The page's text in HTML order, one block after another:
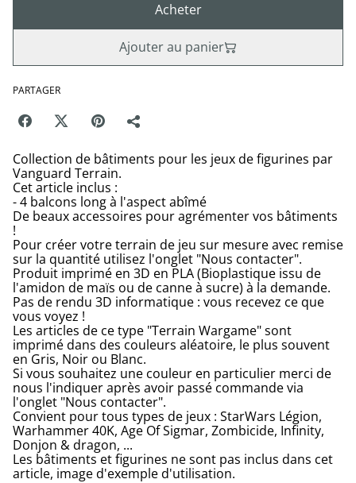
Acheter
Ajouter au panier
PARTAGER
Collection de bâtiments pour les jeux de figurines par
Vanguard Terrain.
Cet article inclus :
- 4 balcons long à l'aspect abîmé
De beaux accessoires pour agrémenter vos bâtiments
!
Pour créer votre terrain de jeu sur mesure avec remise
sur la quantité utilisez l'onglet "Nous contacter".
Produit imprimé en 3D en PLA (Bioplastique issu de
l'amidon de maïs ou de canne à sucre) à la demande.
Pas de rendu 3D informatique : vous recevez ce que
vous voyez !
Les articles de ce type "Terrain Wargame" sont
imprimé dans des couleurs aléatoire, le plus souvent
en Gris, Noir ou Blanc.
Si vous souhaitez une couleur en particulier merci de
nous l'indiquer après avoir passé commande via
l'onglet "Nous contacter".
Convient pour tous types de jeux : StarWars Légion,
Warhammer 40K, Age Of Sigmar, Zombicide, Infinity,
Donjon & dragon, ...
Les bâtiments et figurines ne sont pas inclus dans cet
article, image d'exemple d'utilisation.